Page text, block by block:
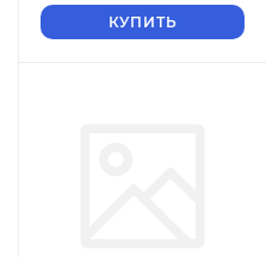
КУПИТЬ